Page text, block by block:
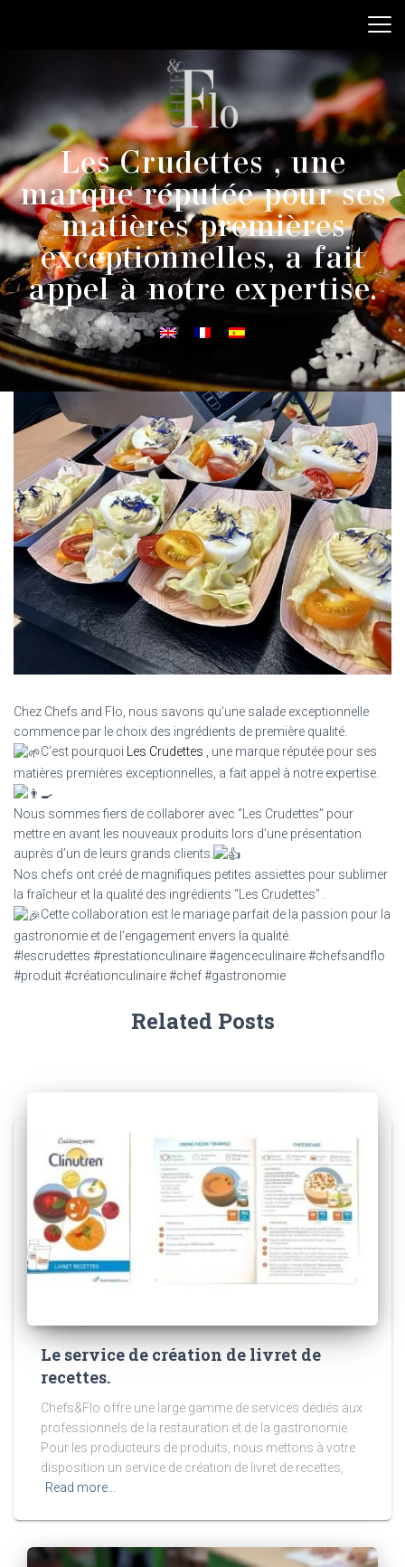
Les Crudettes , une
marque réputée pour ses
matières premières
exceptionnelles, a fait
appel à notre expertise.
Chez Chefs and Flo, nous savons qu’une salade exceptionnelle
commence par le choix des ingrédients de première qualité.
C’est pourquoi Les Crudettes , une marque réputée pour ses
matières premières exceptionnelles, a fait appel à notre expertise.
Nous sommes fiers de collaborer avec “Les Crudettes” pour
mettre en avant les nouveaux produits lors d’une présentation
auprès d’un de leurs grands clients.
Nos chefs ont créé de magnifiques petites assiettes pour sublimer
la fraîcheur et la qualité des ingrédients “Les Crudettes” .
Cette collaboration est le mariage parfait de la passion pour la
gastronomie et de l’engagement envers la qualité.
#lescrudettes #prestationculinaire #agenceculinaire #chefsandflo
#produit #créationculinaire #chef #gastronomie
Related Posts
Le service de création de livret de
recettes.
Chefs&Flo offre une large gamme de services dédiés aux
professionnels de la restauration et de la gastronomie.
Pour les producteurs de produits, nous mettons à votre
disposition un service de création de livret de recettes,
Read more…